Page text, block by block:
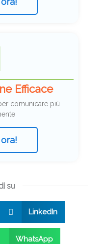
Efficace
comunicare più
su
LinkedIn
WhatsApp